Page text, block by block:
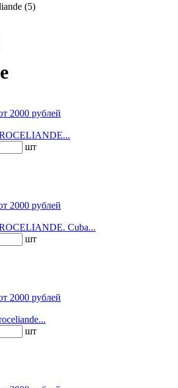
(5)
2000 рублей
шт
2000 рублей
Cuba...
шт
2000 рублей
шт